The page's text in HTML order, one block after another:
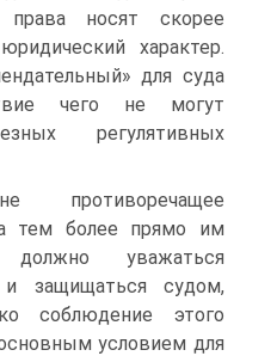
носят скорее
характер.
для суда
чего не могут
регулятивных
противоречащее
а тем более прямо им
должно уважаться
защищаться судом,
соблюдение этого
условием для